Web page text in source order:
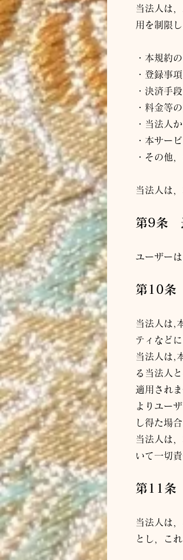
当法人 は
用を制限
・本規約
・登録事
・決済手
・料金等
・当法人
・本サー
・その他
当法人 は
第9条
ユーザー
第10条
当法人 は,
ティなど
当法人 は,
る当法人
適用され
よりユー
し得た場
当法人 は
いて一切
第11条
当法人 は
とし，こ